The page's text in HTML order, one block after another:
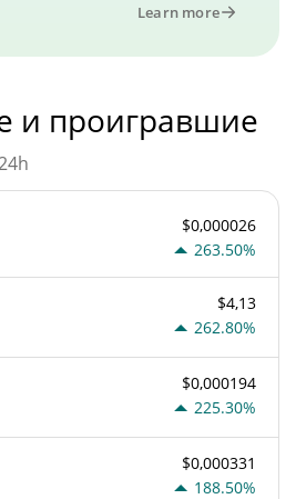
Learn more
и проигравшие
$0,000026
263.50%
$4,13
262.80%
$0,000194
225.30%
$0,000331
188.50%